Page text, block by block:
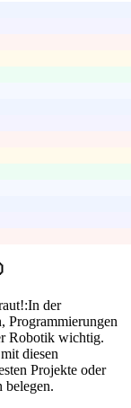
In der
Programmierungen
Robotik wichtig.
diesen
Projekte oder
belegen.